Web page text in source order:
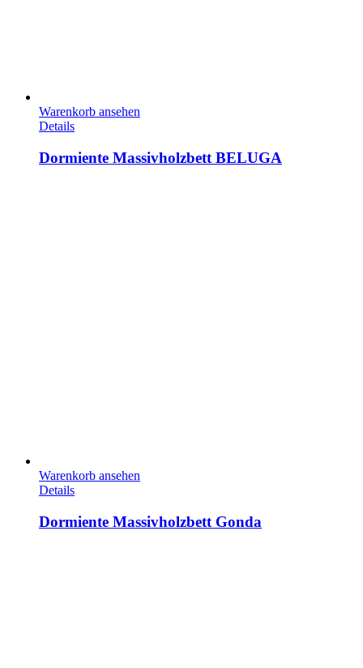
Warenkorb ansehen
Details
Dormiente Massivholzbett BELUGA
Warenkorb ansehen
Details
Dormiente Massivholzbett Gonda